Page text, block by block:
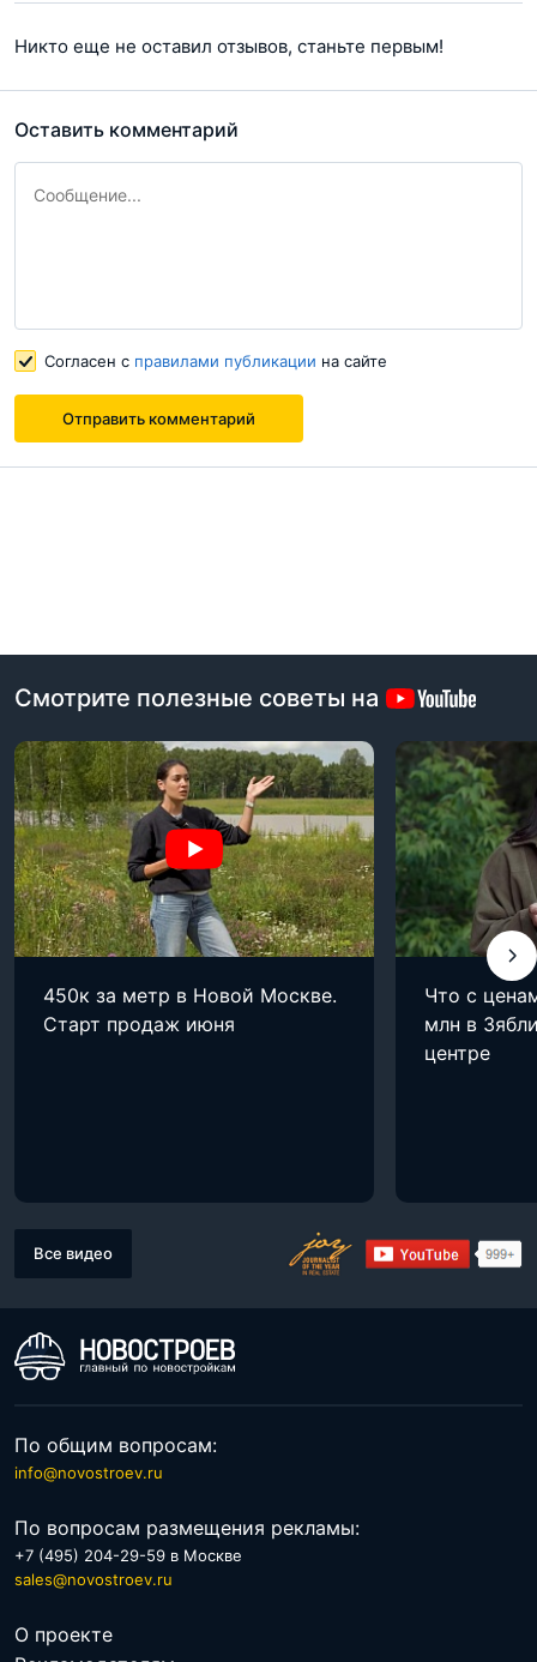
Никто еще не оставил отзывов, станьте первым!
Оставить комментарий
Согласен с правилами публикации на сайте
Отправить комментарий
Смотрите полезные советы на
450к за метр в Новой Москве.
Старт продаж июня
Что с
млн в
центре
Все видео
По общим вопросам:
info@novostroev.ru
По вопросам размещения рекламы:
+7 (495) 204-29-59 в Москве
sales@novostroev.ru
О проекте